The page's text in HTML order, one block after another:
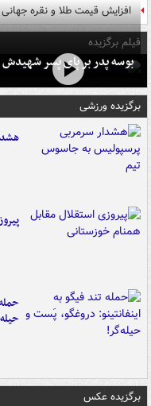
افزایش قیمت طلا و نقره جهانی
فیلم برگزیده
بوسه‌ پدر بر پای پسر شهیدش
برگزیده ورزشی
برگزیده عکس